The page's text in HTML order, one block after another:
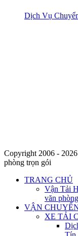
Dịch Vụ
Copyright 2006 -
phòng trọn gói
TRANG CHỦ
Vận Tải
văn phòng
VẬN
XE TẢI